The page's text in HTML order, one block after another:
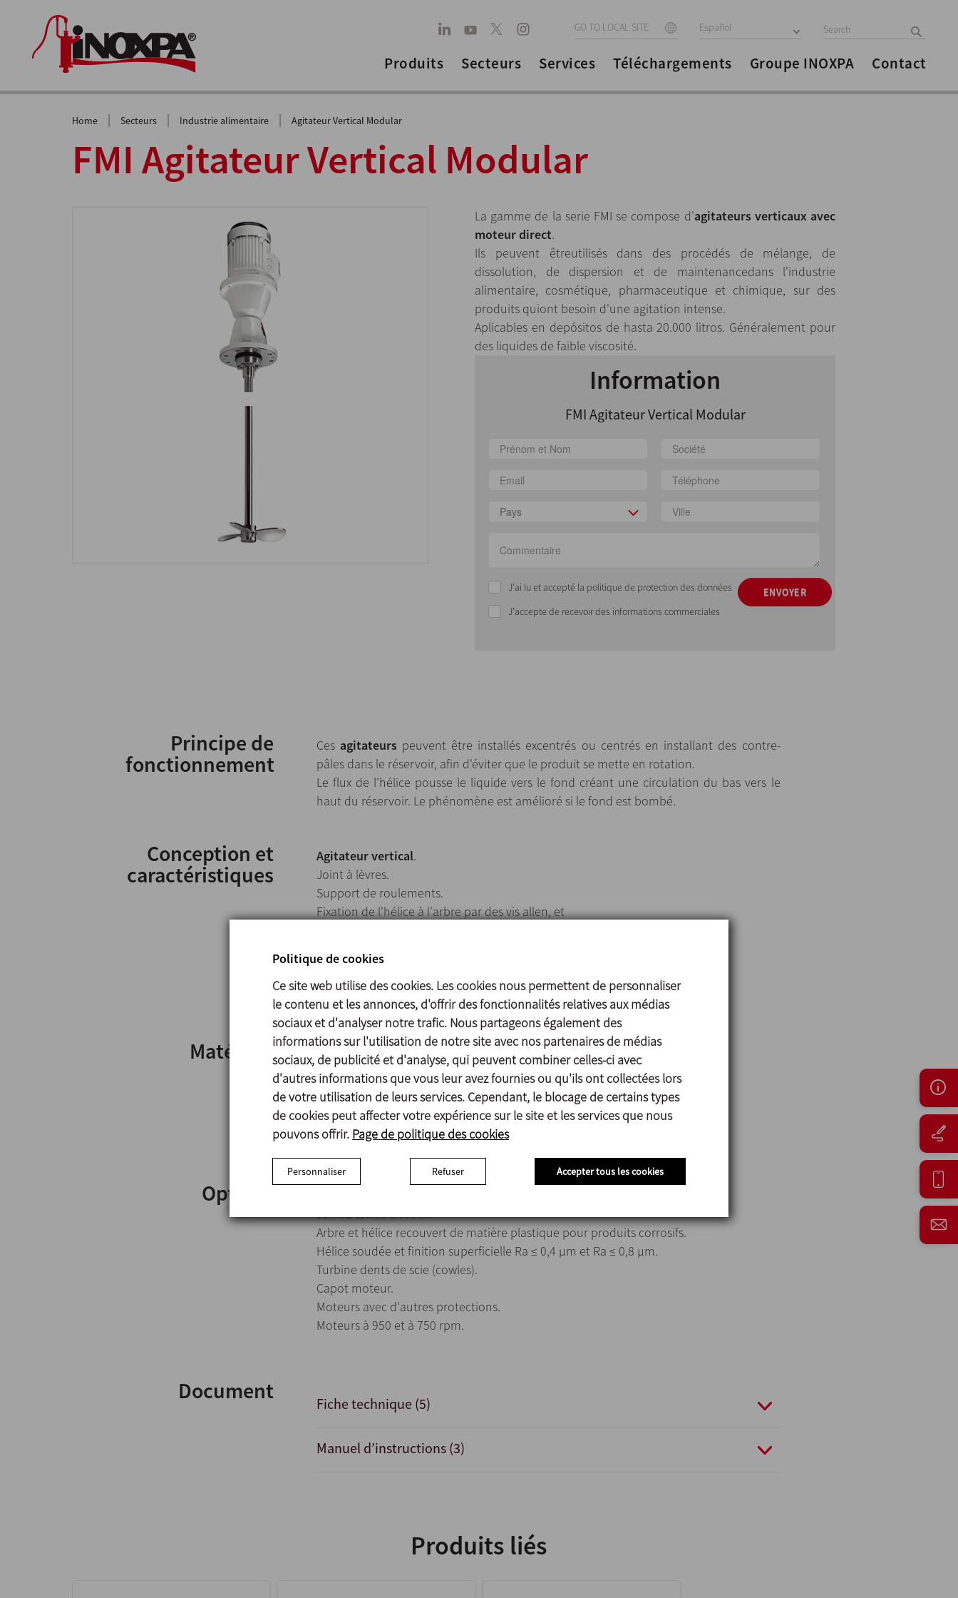
GO TO LOCAL SITE Español
Produits Secteurs Services Téléchargements Groupe INOXPA Contact
Home | Secteurs | Industrie alimentaire | Agitateur Vertical Modular
FMI Agitateur Vertical Modular
La gamme de la serie FMI se compose d'agitateurs verticaux avec
moteur direct.
Ils peuvent êtreutilisés dans des procédés de mélange, de
dissolution, de dispersion et de maintenancedans l'industrie
alimentaire, cosmétique, pharmaceutique et chimique, sur des
produits quiont besoin d'une agitation intense.
Aplicables en depósitos de hasta 20.000 litros. Généralement pour
des liquides de faible viscosité.
Information
FMI Agitateur Vertical Modular
Pays
J'ai lu et accepté la politique de protection des données
J'accepte de recevoir des informations commerciales
ENVOYER
Principe de
fonctionnement
Ces agitateurs peuvent être installés excentrés ou centrés en installant des contre-
pâles dans le réservoir, afin d'éviter que le produit se mette en rotation.
Le flux de l'hélice pousse le liquide vers le fond créant une circulation du bas vers le
haut du réservoir. Le phénomène est amélioré si le fond est bombé.
Conception et
caractéristiques
Agitateur vertical.
Joint à lèvres.
Support de roulements.
Fixation de l'hélice à l'arbre par des vis allen, et
Puissance max. 75 kW.
Hélice Marine (Type 10).
Matériels
Pièces en contact avec le produit: AISI 316
Joint à lèvres: NBR
Linterna: Aluminio
Support de roulements: GG-15
Finition superficielle: Ra ≤ 1,6 µm
Options
Joint à lèvres en FPM.
Arbre et hélice recouvert de matière plastique pour produits corrosifs.
Hélice soudée et finition superficielle Ra ≤ 0,4 µm et Ra ≤ 0,8 µm.
Turbine dents de scie (cowles).
Capot moteur.
Moteurs avec d'autres protections.
Moteurs à 950 et à 750 rpm.
Document Fiche technique (5)
Manuel d’instructions (3)
Produits liés
Politique de cookies
Ce site web utilise des cookies. Les cookies nous permettent de personnaliser
le contenu et les annonces, d'offrir des fonctionnalités relatives aux médias
sociaux et d'analyser notre trafic. Nous partageons également des
informations sur l'utilisation de notre site avec nos partenaires de médias
sociaux, de publicité et d'analyse, qui peuvent combiner celles-ci avec
d'autres informations que vous leur avez fournies ou qu'ils ont collectées lors
de votre utilisation de leurs services. Cependant, le blocage de certains types
de cookies peut affecter votre expérience sur le site et les services que nous
pouvons offrir. Page de politique des cookies
Personnaliser Refuser Accepter tous les cookies